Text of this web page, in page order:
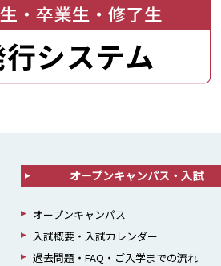
オープンキャンパス・入試
オープンキャンパス
入試概要・入試カレンダー
過去問題・FAQ・ご入学までの流れ